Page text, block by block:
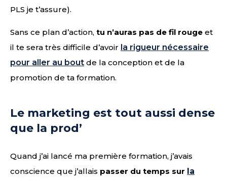
PLS je t’assure).
Sans ce plan d’action, tu n’auras pas de fil rouge et
il te sera très difficile d’avoir la rigueur nécessaire
pour aller au bout de la conception et de la
promotion de ta formation.
Le marketing est tout aussi dense
que la prod’
Quand j’ai lancé ma première formation, j’avais
conscience que j’allais passer du temps sur la